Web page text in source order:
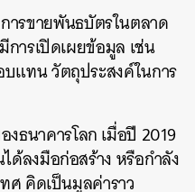
ารขายพันธบัตรในตลาด
ารเปิดเผยข้อมูล เช่น
แทน วัตถุประสงค์ในการ
ธนาคารโลก เมื่อปี 2019
ด้ลงมือก่อสร้าง หรือกำลัง
ศ คิดเป็นมูลค่าราว